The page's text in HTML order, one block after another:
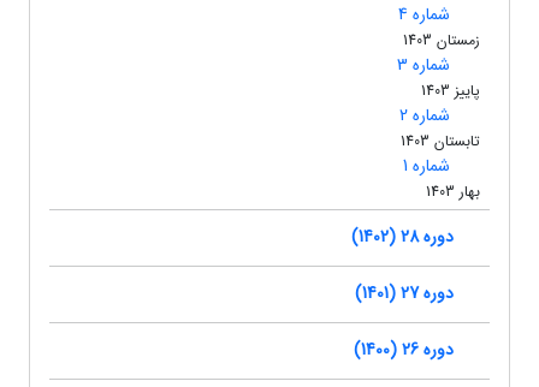
شماره 4
زمستان 1403
شماره 3
پاییز 1403
شماره 2
تابستان 1403
شماره 1
بهار 1403
دوره 28 (1402)
دوره 27 (1401)
دوره 26 (1400)